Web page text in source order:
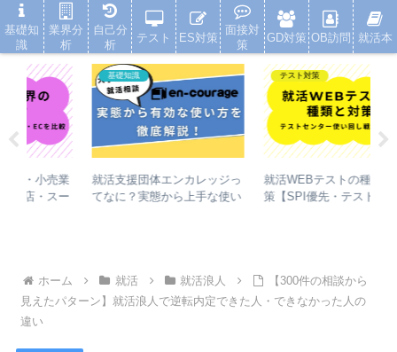
就活浪人した経験が、キャリアを変えた
基礎知識
就活支援団体エンカレッジっ
てなに？実態から上手な使い
テスト対策
就活WEBテストの種類と対
策【SPI優先・テストセンタ
ホーム 就活 就活浪人
【300件の相談から
見えたパターン】就活浪人で逆転内定できた人・できなかった人の
違い
基礎知
識
業界分
析
自己分
析
テスト ES対策
面接対
策
GD対策 OB訪問 就活本